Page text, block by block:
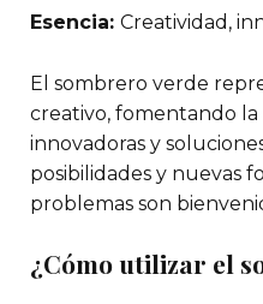
Esencia: Creatividad,
El sombrero verde
creativo, fomentando la
innovadoras y
posibilidades y nuevas
problemas son
¿Cómo utilizar el